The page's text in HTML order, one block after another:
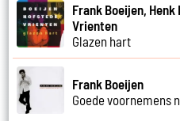
Frank Boeijen,
Vrienten
Glazen hart
Frank Boeijen
Goede voornemens